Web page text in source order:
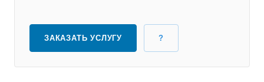
ЗАКАЗАТЬ УСЛУГУ ?